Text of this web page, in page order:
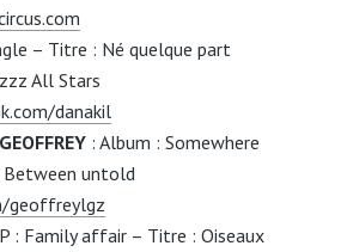
– Titre : Né quelque part
All Stars
danakil
: Album : Somewhere
untold
geoffreylgz
: Family affair – Titre : Oiseaux